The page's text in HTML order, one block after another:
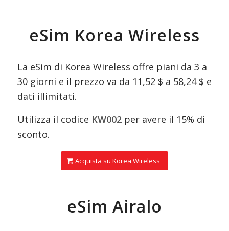
eSim Korea Wireless
La eSim di Korea Wireless offre piani da 3 a
30 giorni e il prezzo va da 11,52 $ a 58,24 $ e
dati illimitati.
Utilizza il codice KW002per avere il 15% di
sconto.
Acquista su Korea Wireless
eSim Airalo